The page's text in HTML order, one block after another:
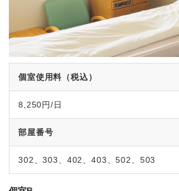
個室使用料（税込）
8,250円/日
部屋番号
302、303、402、403、502、503